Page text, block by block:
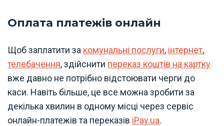
Оплата платежів онлайн
Щоб заплатити за комунальні послуги, інтернет,
телебачення, здійснити переказ коштів на картку
вже давно не потрібно відстоювати черги до
каси. Навіть більше, це все можна зробити за
декілька хвилин в одному місці через сервіс
онлайн-платежів та переказів iPay.ua.